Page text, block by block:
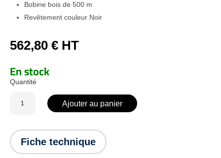
Bobine bois de 500 m
Revêtement couleur Noir
562,80 € HT
En stock
W5
iDEFINITION
Ajouter au panier
Fiche technique